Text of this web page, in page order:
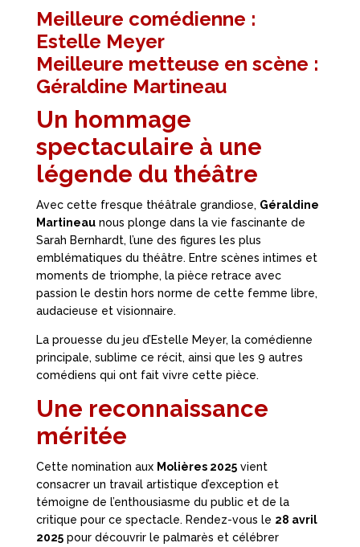
Meilleure comédienne :
Estelle Meyer
Meilleure metteuse en scène :
Géraldine Martineau
Un hommage
spectaculaire à une
légende du théâtre
Avec cette fresque théâtrale grandiose, Géraldine
Martineaunous plonge dans la vie fascinante de
Sarah Bernhardt, l’une des figures les plus
emblématiques du théâtre. Entre scènes intimes et
moments de triomphe, la pièce retrace avec
passion le destin hors norme de cette femme libre,
audacieuse et visionnaire.
La prouesse du jeu d’Estelle Meyer, la comédienne
principale, sublime ce récit, ainsi que les 9 autres
comédiens qui ont fait vivre cette pièce.
Une reconnaissance
méritée
Cette nomination aux Molières 2025vient
consacrer un travail artistique d’exception et
témoigne de l’enthousiasme du public et de la
critique pour ce spectacle. Rendez-vous le 28 avril
2025pour découvrir le palmarès et célébrer